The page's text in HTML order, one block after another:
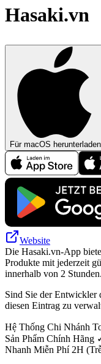
Hasaki.vn
Für macOS herunterladen
Website
Die Hasaki.vn-App
Produkte mit jederzeit
innerhalb von 2 Stunden.
Sind Sie der Entwickler
diesen Eintrag zu
Hệ Thống Chi Nhánh
Sản Phẩm Chính
Nhanh Miễn Phí 2H